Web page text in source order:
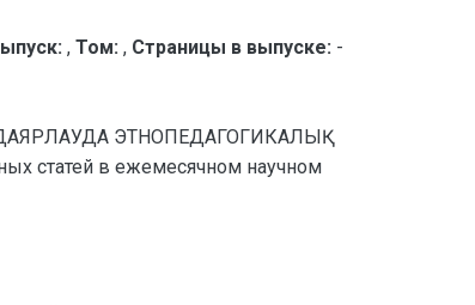
, Том: , Страницы в выпуске: -
ЭТНОПЕДАГОГИКАЛЫҚ
статей в ежемесячном научном